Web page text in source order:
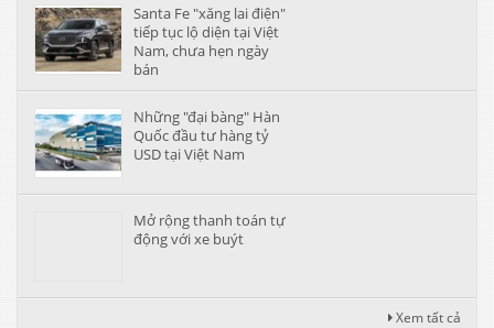
Santa Fe "xăng lai điện"
tiếp tục lộ diện tại Việt
Nam, chưa hẹn ngày
bán
Những "đại bàng" Hàn
Quốc đầu tư hàng tỷ
USD tại Việt Nam
Mở rộng thanh toán tự
động với xe buýt
Xem tất cả